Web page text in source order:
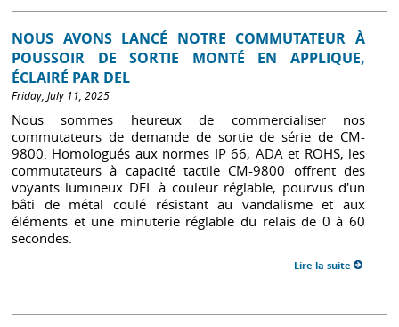
NOUS AVONS LANCÉ NOTRE COMMUTATEUR À
POUSSOIR DE SORTIE MONTÉ EN APPLIQUE,
ÉCLAIRÉ PAR DEL
Friday, July 11, 2025
Nous sommes heureux de commercialiser nos
commutateurs de demande de sortie de série de CM-
9800. Homologués aux normes IP 66, ADA et ROHS, les
commutateurs à capacité tactile CM-9800 offrent des
voyants lumineux DEL à couleur réglable, pourvus d'un
bâti de métal coulé résistant au vandalisme et aux
éléments et une minuterie réglable du relais de 0 à 60
secondes.
Lire la suite